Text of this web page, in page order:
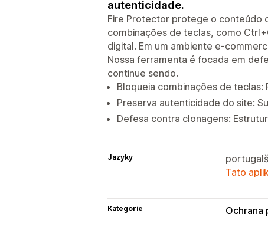
autenticidade.
Fire Protector protege o conteúdo
combinações de teclas, como
digital. Em um ambiente e-
Nossa ferramenta é focada em
continue sendo.
Bloqueia combinações de
Preserva autenticidade do site:
Defesa contra clonagens:
Jazyky
Tato
Kategorie Ochrana